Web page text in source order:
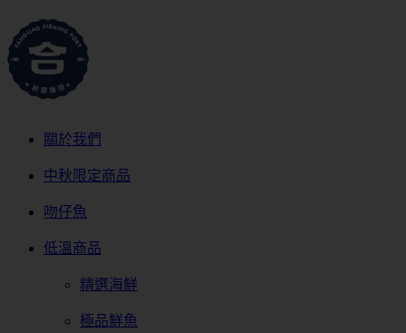
關於我們
中秋限定商品
吻仔魚
低溫商品
精選海鮮
極品鮮魚